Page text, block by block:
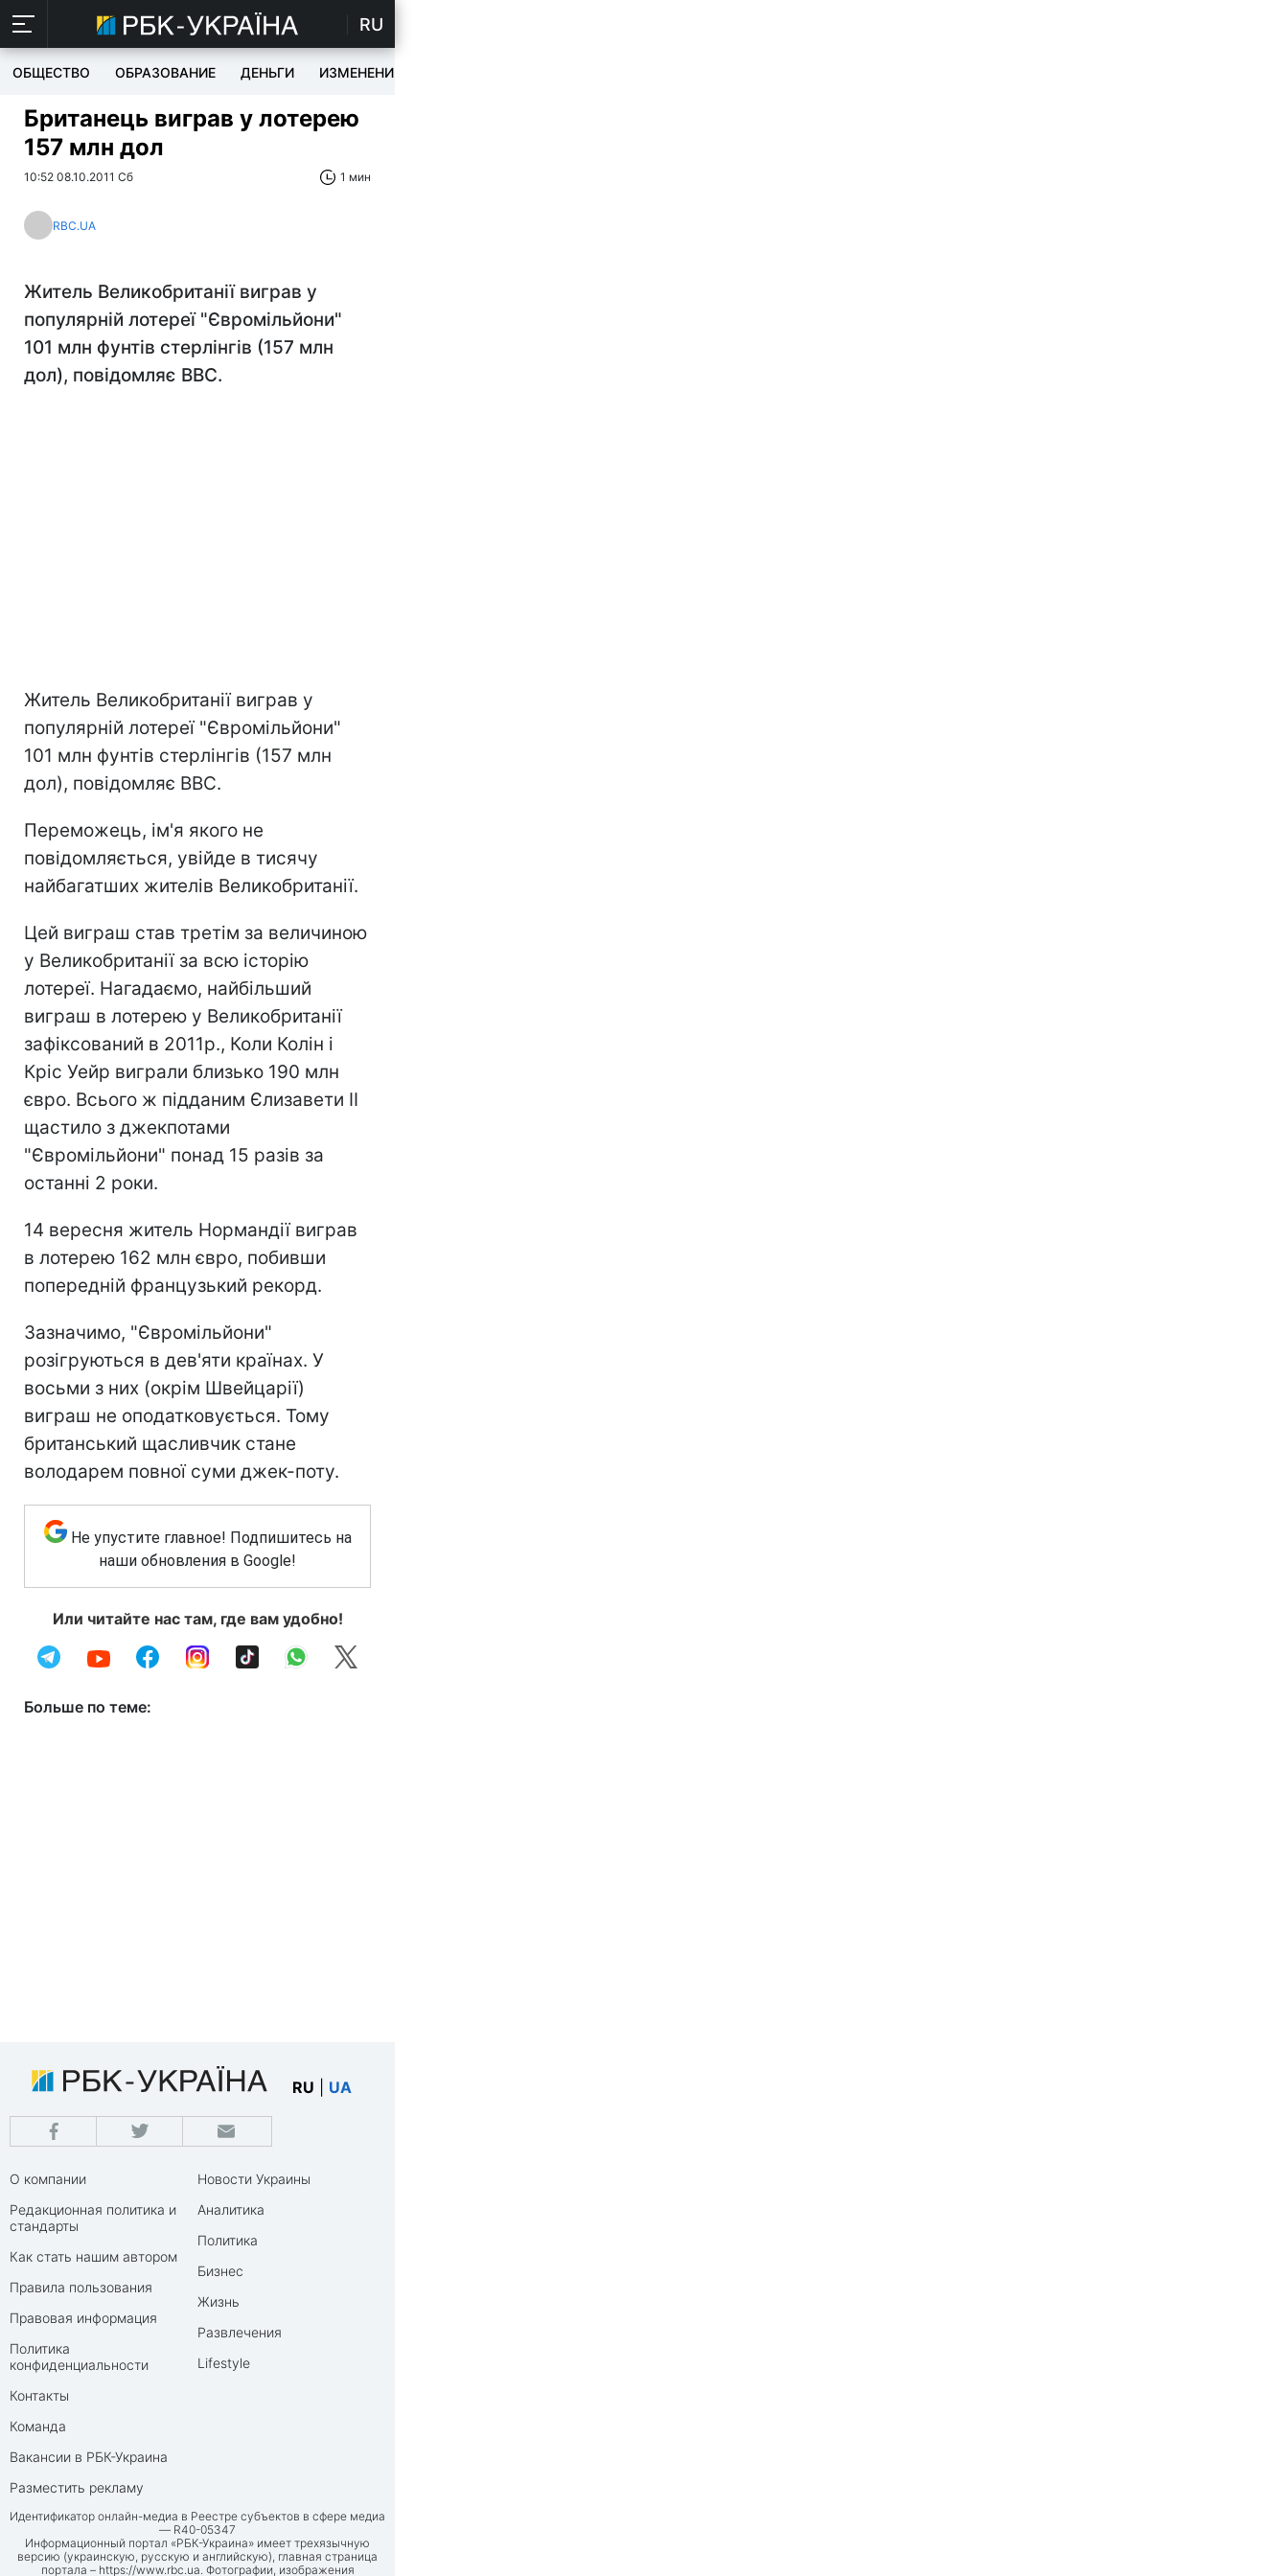
RU
ОБЩЕСТВО ОБРАЗОВАНИЕ ДЕНЬГИ ИЗМЕНЕНИЯ
Британець виграв у лотерею
157 млн ​​дол
10:52 08.10.2011 Сб 1 мин
RBC.UA
Житель Великобританії виграв у
популярній лотереї "Євромільйони"
101 млн фунтів стерлінгів (157 млн
дол), повідомляє BBC.
Житель Великобританії виграв у
популярній лотереї "Євромільйони"
101 млн фунтів стерлінгів (157 млн
дол), повідомляє BBC.
Переможець, ім'я якого не
повідомляється, увійде в тисячу
найбагатших жителів Великобританії.
Цей виграш став третім за величиною
у Великобританії за всю історію
лотереї. Нагадаємо, найбільший
виграш в лотерею у Великобританії
зафіксований в 2011р., Коли Колін і
Кріс Уейр виграли близько 190 млн
євро. Всього ж підданим Єлизавети II
щастило з джекпотами
"Євромільйони" понад 15 разів за
останні 2 роки.
14 вересня житель Нормандії виграв
в лотерею 162 млн євро, побивши
попередній французький рекорд.
Зазначимо, "Євромільйони"
розігруються в дев'яти країнах. У
восьми з них (окрім Швейцарії)
виграш не оподатковується. Тому
британський щасливчик стане
володарем повної суми джек-поту.
Не упустите главное! Подпишитесь на
наши обновления в Google!
Или читайте нас там, где вам удобно!
Больше по теме:
RU UA
О компании
Редакционная политика и
стандарты
Как стать нашим автором
Правила пользования
Правовая информация
Политика
конфиденциальности
Контакты
Команда
Вакансии в РБК-Украина
Разместить рекламу
Новости Украины
Аналитика
Политика
Бизнес
Жизнь
Развлечения
Lifestyle
Идентификатор онлайн-медиа в Реестре субъектов в сфере медиа
— R40-05347
Информационный портал «РБК-Украина» имеет трехязычную
версию (украинскую, русскую и английскую), главная страница
портала – https://www.rbc.ua. Фотографии, изображения